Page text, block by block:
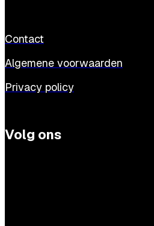
Contact
Algemene voorwaarden
Privacy policy
Volg ons